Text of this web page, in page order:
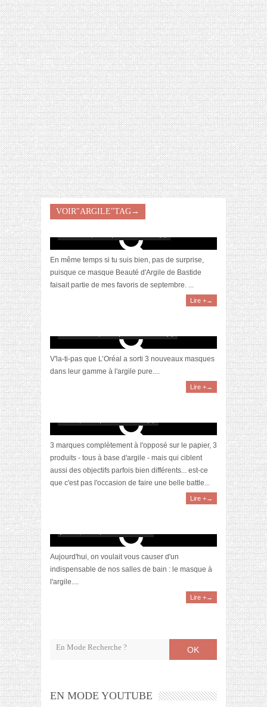
VOIR"ARGILE"TAG→
[Coup de Cœur] Le masque purifiant Beauté
d’Argile par Bastide
En même temps si tu suis bien, pas de surprise,
puisque ce masque Beauté d'Argile de Bastide
faisait partie de mes favoris de septembre. ...
Lire +→
[BUZZ] Les nouveaux masques à l’argile de
V'la-ti-pas que L’Oréal a sorti 3 nouveaux masques
dans leur gamme à l'argile pure....
Lire +→
[Battle] Les masques à l’argile Clinique,
3 marques complètement à l'opposé sur le papier, 3
produits - tous à base d'argile - mais qui ciblent
aussi des objectifs parfois bien différents... est-ce
que c'est pas l'occasion de faire une belle battle...
Lire +→
Aujourd'hui, on voulait vous causer d'un
indispensable de nos salles de bain : le masque à
l'argile....
Lire +→
OK
EN MODE YOUTUBE